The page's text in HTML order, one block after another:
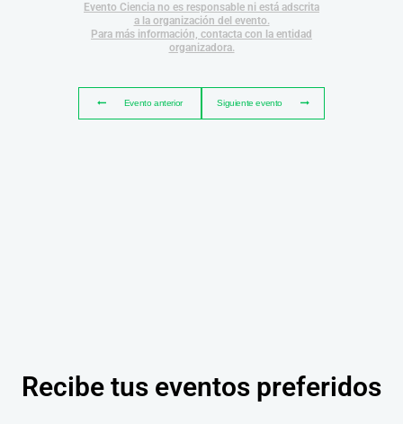
Evento Ciencia no es responsable ni está adscrita
a la organización del evento.
Para más información, contacta con la entidad
organizadora.
Evento anterior Siguiente evento
Recibe tus eventos preferidos